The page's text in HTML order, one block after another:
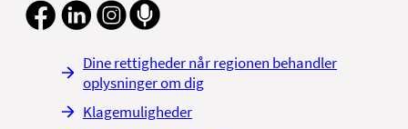
Dine rettigheder når regionen behandler
oplysninger om dig
Klagemuligheder